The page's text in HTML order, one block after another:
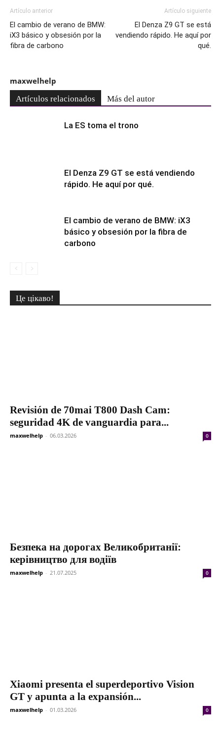
Artículo anterior
El cambio de verano de BMW:
iX3 básico y obsesión por la
fibra de carbono
Artículo siguiente
El Denza Z9 GT se está
vendiendo rápido. He aquí por
qué.
maxwelhelp
Artículos relacionados Más del autor
La ES toma el trono
El Denza Z9 GT se está vendiendo
rápido. He aquí por qué.
El cambio de verano de BMW: iX3
básico y obsesión por la fibra de
carbono
Це цікаво!
Revisión de 70mai T800 Dash Cam:
seguridad 4K de vanguardia para...
maxwelhelp - 06.03.2026 0
Безпека на дорогах Великобританії:
керівництво для водіїв
maxwelhelp - 21.07.2025 0
Xiaomi presenta el superdeportivo Vision
GT y apunta a la expansión...
maxwelhelp - 01.03.2026 0